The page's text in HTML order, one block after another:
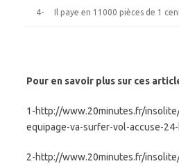
4- Il paye en 11000 pièces de 1
Pour en savoir plus sur ces
1-http://www.20minutes.fr/
equipage-va-surfer-vol-accuse-
2-http://www.20minutes.fr/